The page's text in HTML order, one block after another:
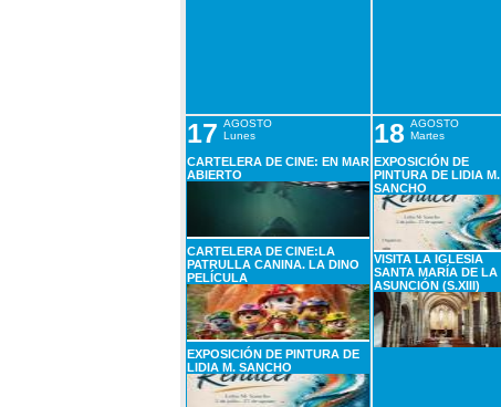
17 AGOSTO
Lunes
CARTELERA DE CINE: EN MAR
ABIERTO
CARTELERA DE CINE:LA
PATRULLA CANINA. LA DINO
PELÍCULA
EXPOSICIÓN DE PINTURA DE
LIDIA M. SANCHO
18 AGOSTO
Martes
EXPOSICIÓN DE
PINTURA DE LIDIA M.
SANCHO
VISITA LA IGLESIA
SANTA MARÍA DE LA
ASUNCIÓN (S.XIII)